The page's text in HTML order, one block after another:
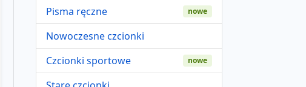
Pisma ręczne nowe
Nowoczesne czcionki
Czcionki sportowe
nowe